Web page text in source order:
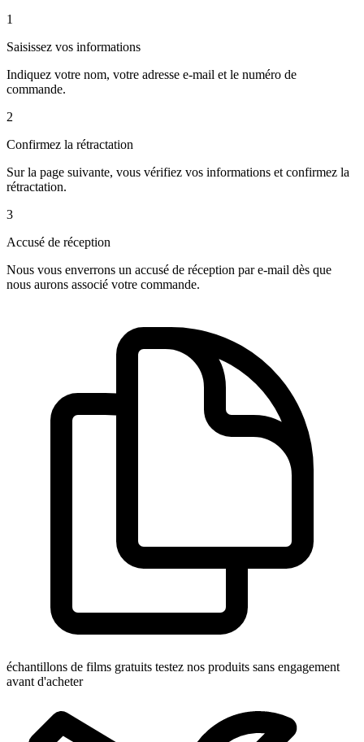
1
Saisissez vos informations
Indiquez votre nom, votre adresse e-mail et le numéro de
commande.
2
Confirmez la rétractation
Sur la page suivante, vous vérifiez vos informations et confirmez la
rétractation.
3
Accusé de réception
Nous vous enverrons un accusé de réception par e-mail dès que
nous aurons associé votre commande.
échantillons de films gratuits testez nos produits sans engagement
avant d'acheter